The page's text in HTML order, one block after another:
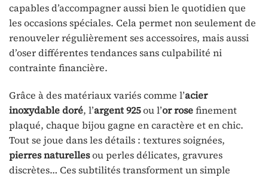
capables d’accompagner aussi bien le quotidien que
les occasions spéciales. Cela permet non seulement de
renouveler régulièrement ses accessoires, mais aussi
d’oser différentes tendances sans culpabilité ni
contrainte financière.
Grâce à des matériaux variés comme l’acier
inoxydable doré, l’argent 925ou l’or rosefinement
plaqué, chaque bijou gagne en caractère et en chic.
Tout se joue dans les détails : textures soignées,
pierres naturellesou perles délicates, gravures
discrètes… Ces subtilités transforment un simple